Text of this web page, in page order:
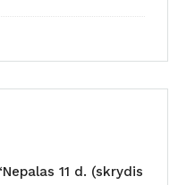
11 d. (skrydis